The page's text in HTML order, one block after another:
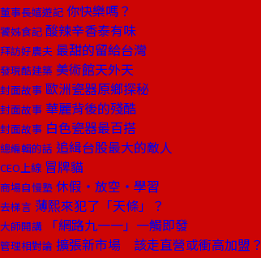
董事長嬉遊記 你快樂嗎？
饕姊食記 酸辣辛香泰有味
拜訪好農夫 最甜的留給台灣
發現酷建築 美術館天外天
封面故事 歐洲瓷器原鄉探秘
封面故事 華麗背後的殘酷
封面故事 白色瓷器最百搭
總編輯的話 追緝台股最大的敵人
CEO上線 冒牌貓
商場自慢塾 休假‧放空‧學習
去梯言 薄熙來犯了「天條」？
大師開講 「網路九一一」一觸即發
管理相對論 擴張新市場 該走直營或衝高加盟？